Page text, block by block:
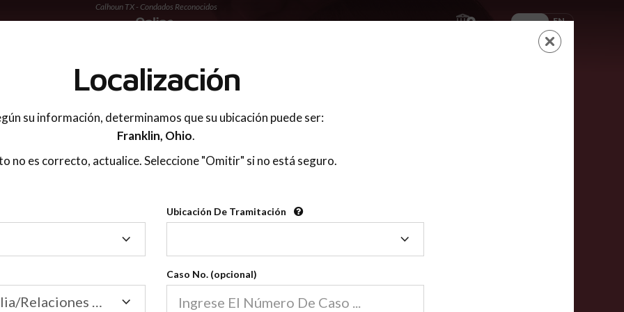
Calhoun TX - Condados Reconocidos
ES EN
LOGIN
Condados Reconocidos
2600
Condados
Nuestras clases de crianza compartida en línea están acreditadas en más de
2600 condados.
Las clases para padres en línea cumplen la mayoría de las normas nacionales
Localización
su información, determinamos que su ubicación puede ser:
Franklin, Ohio.
no es correcto, actualice. Seleccione "Omitir" si no está seguro.
Ubicación De Tramitación
Tramitación
Tribunal de Familia/Relaciones Domésticas
Caso No. (opcional)